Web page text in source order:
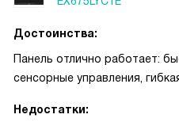
Достоинства:
Панель отлично работает:
сенсорные управления,
Недостатки: